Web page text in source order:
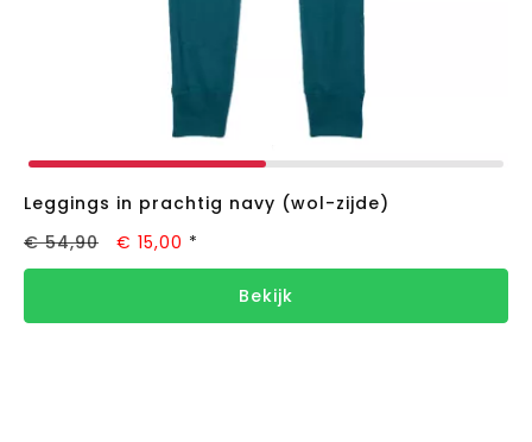
Leggings in prachtig navy (wol-zijde)
€ 54,90
€ 15,00 *
Bekijk